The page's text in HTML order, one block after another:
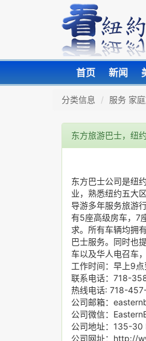
首页 新闻
分类信息 服务 家
东方旅游巴士，纽
东方巴士公司是纽
业，熟悉纽约五大
导游多年服务旅游
有5座高级房车，7
求。所有车辆均拥
巴士服务。同时也
车以及华人电召车
工作时间：早上9
联系电话：
热线电话: 718-
公司邮箱：
公司微信：
公司地址：135-30
公司网址：http://